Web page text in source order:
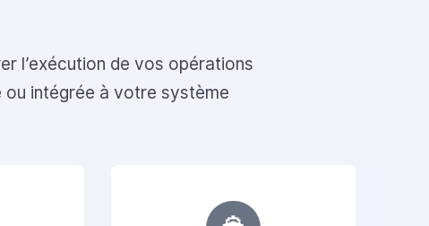
l’exécution de vos opérations
ou intégrée à votre système